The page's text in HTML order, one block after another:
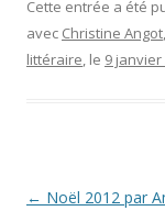
Cette entrée a été
avec Christine Angot,
littéraire, le 9 janvier
Navigation
← Noël 2012 par